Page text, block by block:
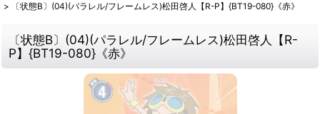
>
〔状態B〕(04)(パラレル/フレームレス)松田啓人【R-P】{BT19-080}《赤》
〔状態B〕(04)(パラレル/フレームレス)松田啓人【R-
P】{BT19-080}《赤》